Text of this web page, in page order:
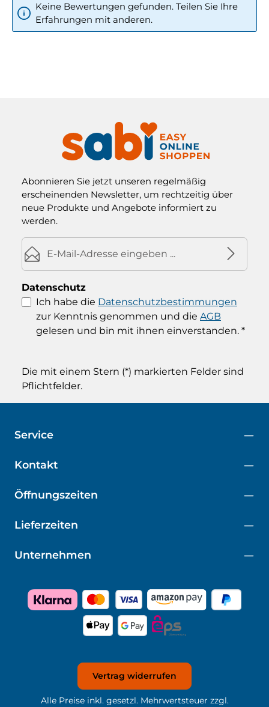
Keine Bewertungen gefunden. Teilen Sie Ihre
Erfahrungen mit anderen.
Abonnieren Sie jetzt unseren regelmäßig
erscheinenden Newsletter, um rechtzeitig über
neue Produkte und Angebote informiert zu
werden.
E-Mail-Adresse*
Datenschutz
Ich habe die Datenschutzbestimmungen
zur Kenntnis genommen und die AGB
gelesen und bin mit ihnen einverstanden. *
Die mit einem Stern (*) markierten Felder sind
Pflichtfelder.
Kontakt
Öffnungszeiten
Service
Unternehmen
Lieferzeiten
Vertrag widerrufen
Alle Preise inkl. gesetzl. Mehrwertsteuer zzgl.